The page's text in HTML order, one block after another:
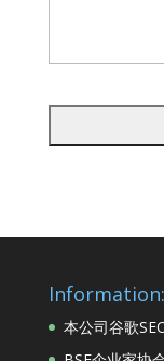
Information:
本公司谷歌